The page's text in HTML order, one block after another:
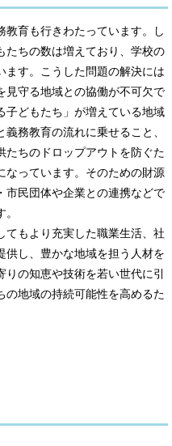
教育も行きわたっています。し
たちの数は増えており、学校の
ます。こうした問題の解決には
見守る地域との協働が不可欠で
子どもたち」が増えている地域
務教育の流れに乗せること、
たちのドロップアウトを防ぐた
なっています。そのための財源
市民団体や企業との連携などで
てもより充実した職業生活、社
供し、豊かな地域を担う人材を
の知恵や技術を若い世代に引
の地域の持続可能性を高めるた